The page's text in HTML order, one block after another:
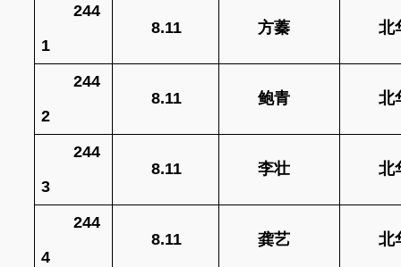
244
1
8.11 方蓁 北
244
2
8.11 鲍青 北
244
3
8.11 李壮 北
244
4
8.11 龚艺 北